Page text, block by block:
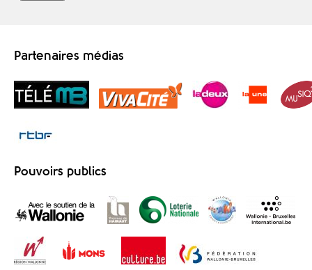
Partenaires médias
Pouvoirs publics